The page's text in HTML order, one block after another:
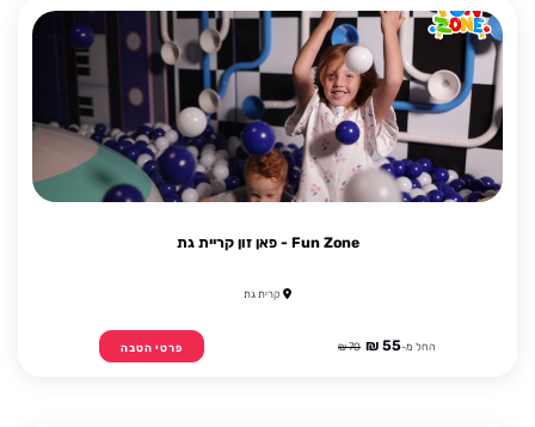
Fun Zone - פאן זון קריית גת
קרית גת
החל מ-55 ₪
70 ₪ פרטי הטבה